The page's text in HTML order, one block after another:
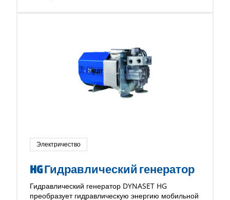
Электричество
HG Гидравлический генератор
Гидравлический генератор DYNASET HG
преобразует гидравлическую энергию мобильной